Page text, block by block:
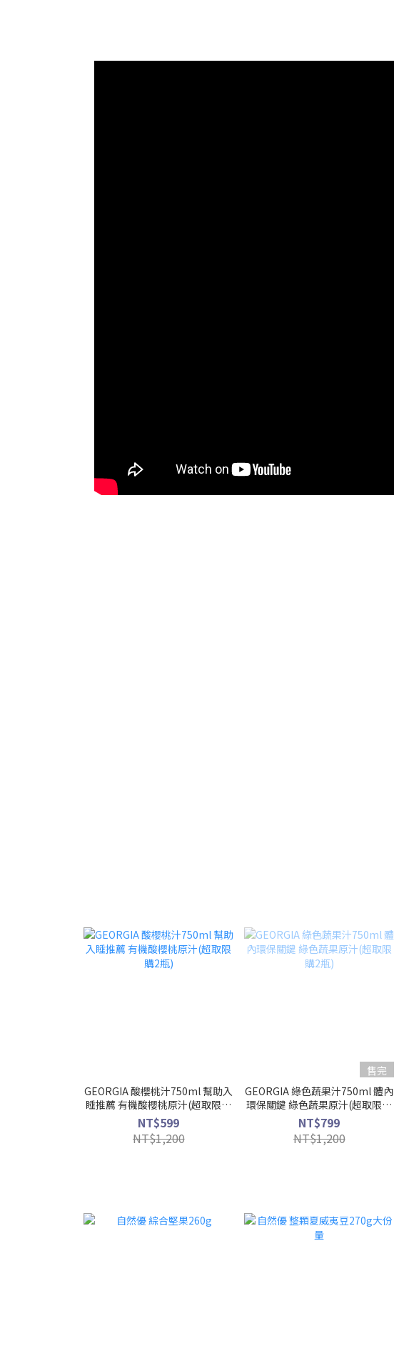
GEORGIA 酸櫻桃汁750ml 幫助入
睡推薦 有機酸櫻桃原汁(超取限購
2瓶)
NT$599
NT$1,200
售完
GEORGIA 綠色蔬果汁750ml 體內
環保關鍵 綠色蔬果原汁(超取限購
2瓶)
NT$799
NT$1,200